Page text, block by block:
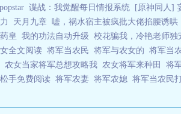
谍战：我觉醒每日情报系统 [原神同人]
天月九章 嘘，祸水宿主被疯批大佬掐腰诱哄
皇 我的功法自动升级 校花骗我，冷艳老师独
全文阅读 将军当农民 将军与农女的 将军当
农女当家将军总想攻略我 农女将军来种田 将
手免费阅读 将军农妻 将军农媳 将军当农民